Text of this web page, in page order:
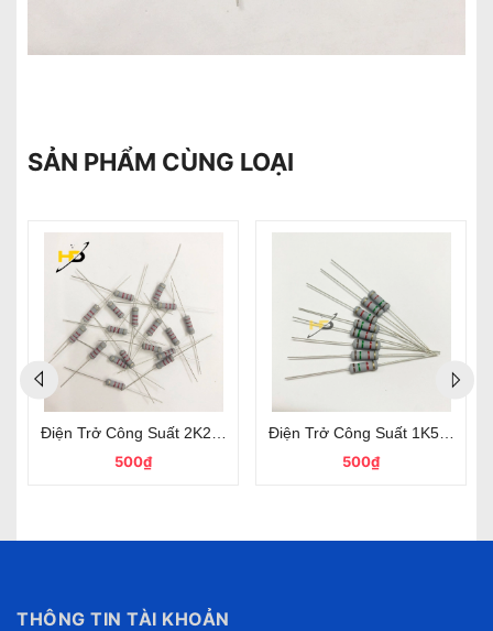
SẢN PHẨM CÙNG LOẠI
Cắm Mới 100% (Gói)
Điện Trở Công Suất 2K2 1W Sai Số 5%, Dùng Trong Mạch Điện
500₫
Điện Trở Công Suất 1K5 1W
500₫
THÔNG TIN TÀI KHOẢN